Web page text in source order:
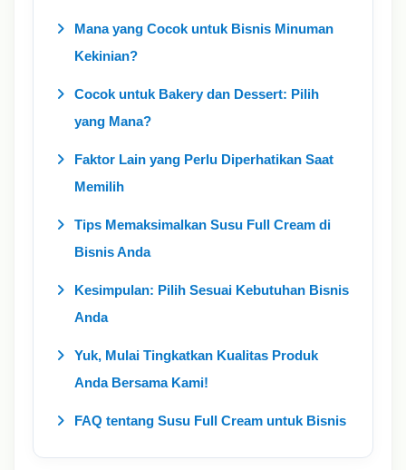
Mana yang Cocok untuk Bisnis Minuman
Kekinian?
Cocok untuk Bakery dan Dessert: Pilih
yang Mana?
Faktor Lain yang Perlu Diperhatikan Saat
Memilih
Tips Memaksimalkan Susu Full Cream di
Bisnis Anda
Kesimpulan: Pilih Sesuai Kebutuhan Bisnis
Anda
Yuk, Mulai Tingkatkan Kualitas Produk
Anda Bersama Kami!
FAQ tentang Susu Full Cream untuk Bisnis